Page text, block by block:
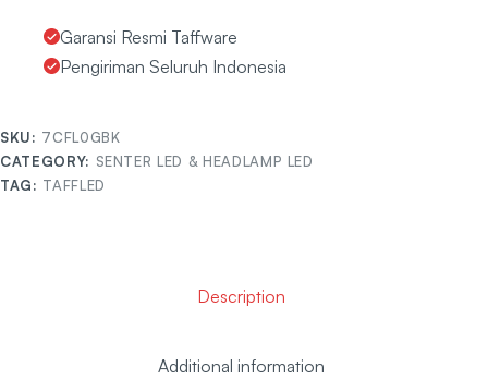
Garansi Resmi Taffware
Pengiriman Seluruh Indonesia
SKU: 7CFL0GBK
CATEGORY: SENTER LED & HEADLAMP LED
TAG: TAFFLED
Description
Additional information